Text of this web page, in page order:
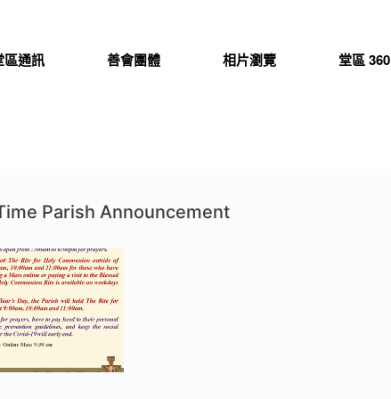
區通訊 善會團體 相片瀏覽 堂區 360
Parish Announcement